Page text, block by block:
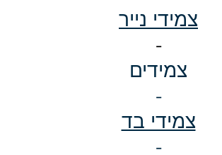
צמידי נייר
-
צמידים
-
צמידי בד
-